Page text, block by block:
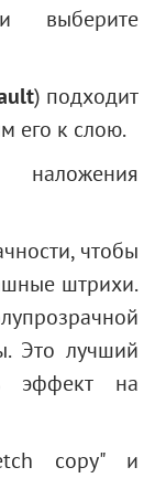
) подходит
его к слою.
чтобы
штрихи.
Это лучший
эффект на
copy" и